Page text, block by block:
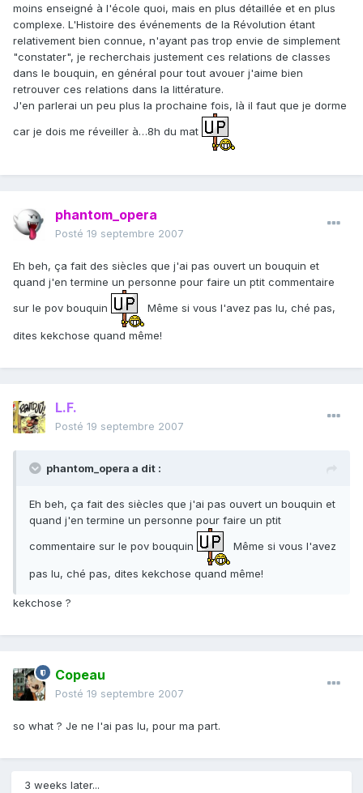
moins enseigné à l'école quoi, mais en plus détaillée et en plus
complexe. L'Histoire des événements de la Révolution étant
relativement bien connue, n'ayant pas trop envie de simplement
"constater", je recherchais justement ces relations de classes
dans le bouquin, en général pour tout avouer j'aime bien
retrouver ces relations dans la littérature.
J'en parlerai un peu plus la prochaine fois, là il faut que je dorme
car je dois me réveiller à…8h du mat
phantom_opera
Posté 19 septembre 2007
Eh beh, ça fait des siècles que j'ai pas ouvert un bouquin et
quand j'en termine un personne pour faire un ptit commentaire
sur le pov bouquin
Même si vous l'avez pas lu, ché pas,
dites kekchose quand même!
L.F.
Posté 19 septembre 2007
phantom_opera a dit :
Eh beh, ça fait des siècles que j'ai pas ouvert un bouquin et
quand j'en termine un personne pour faire un ptit
commentaire sur le pov bouquin
Même si vous l'avez
pas lu, ché pas, dites kekchose quand même!
kekchose ?
Copeau
Posté 19 septembre 2007
so what ? Je ne l'ai pas lu, pour ma part.
3 weeks later...